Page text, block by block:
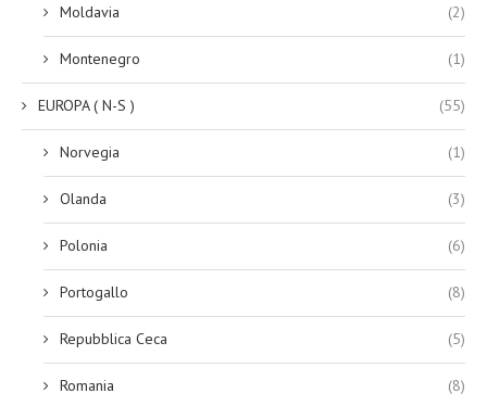
Moldavia (2)
Montenegro (1)
EUROPA ( N-S ) (55)
Norvegia (1)
Olanda (3)
Polonia (6)
Portogallo (8)
Repubblica Ceca (5)
Romania (8)